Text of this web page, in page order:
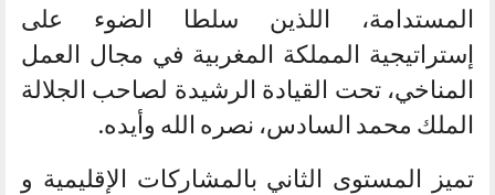
المستدامة، اللذين سلطا الضوء على
إستراتيجية المملكة المغربية في مجال العمل
المناخي، تحت القيادة الرشيدة لصاحب الجلالة
الملك محمد السادس، نصره الله وأيده.
تميز المستوى الثاني بالمشاركات الإقليمية و